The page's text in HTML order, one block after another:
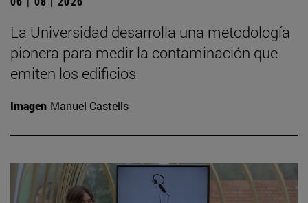
La Universidad desarrolla una metodología
pionera para medir la contaminación que
emiten los edificios
Imagen Manuel Castells